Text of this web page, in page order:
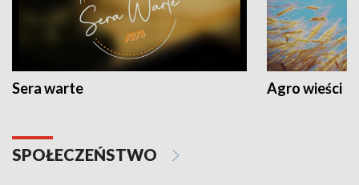
Sera warte Agro wieści
SPOŁECZEŃSTWO